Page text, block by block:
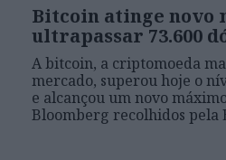
Bitcoin atinge novo
ultrapassar 73.600
A bitcoin, a criptomoeda
mercado, superou hoje o
e alcançou um novo
Bloomberg recolhidos pela